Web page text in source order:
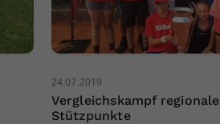
24.07.2019
Vergleichskampf regionale
Stützpunkte